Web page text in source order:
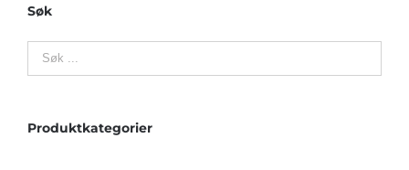
Søk
Produktkategorier